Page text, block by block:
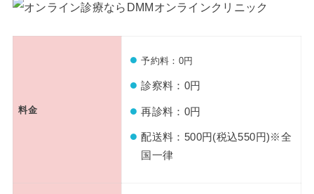
料金
予約料：0円
診察料：0円
再診料：0円
配送料：500円(税込550円)※全
国一律